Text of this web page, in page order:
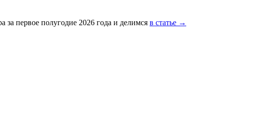
за первое полугодие 2026 года и делимся в статье →